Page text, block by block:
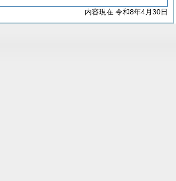
内容現在 令和8年4月30日